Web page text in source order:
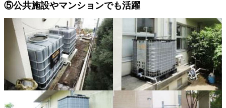
⑤公共施設やマンションでも活躍